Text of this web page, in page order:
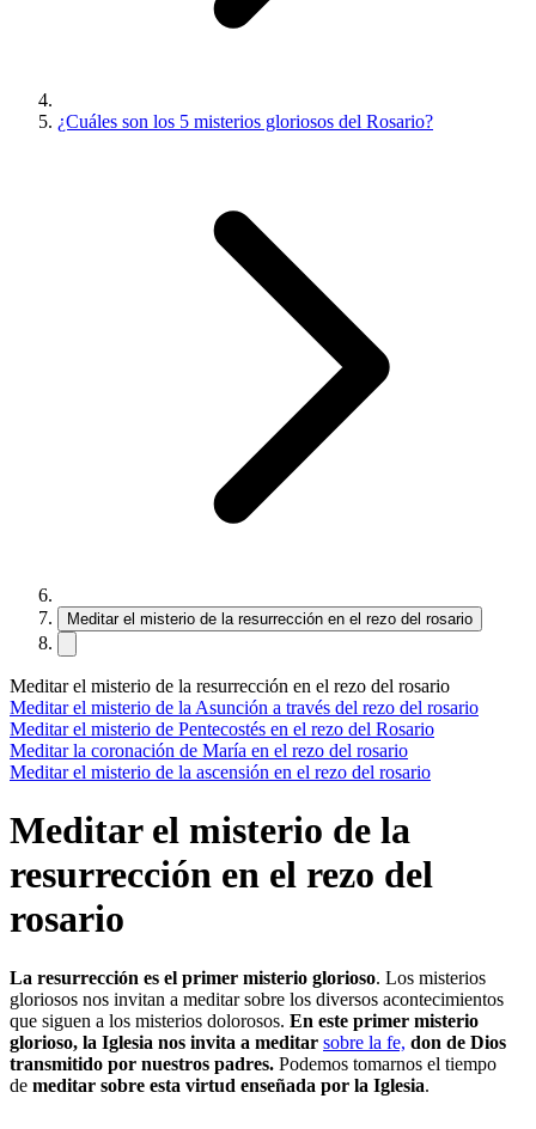
¿Cuáles son los 5 misterios gloriosos del Rosario?
Meditar el misterio de la resurrección en el rezo del rosario
Meditar el misterio de la resurrección en el rezo del rosario
Meditar el misterio de la Asunción a través del rezo del rosario
Meditar el misterio de Pentecostés en el rezo del Rosario
Meditar la coronación de María en el rezo del rosario
Meditar el misterio de la ascensión en el rezo del rosario
Meditar el misterio de la
resurrección en el rezo del
rosario
La resurrección es el primer misterio glorioso. Los misterios
gloriosos nos invitan a meditar sobre los diversos acontecimientos
que siguen a los misterios dolorosos. En este primer misterio
glorioso, la Iglesia nos invita a meditar sobre la fe, don de Dios
transmitido por nuestros padres. Podemos tomarnos el tiempo
de meditar sobre esta virtud enseñada por la Iglesia.